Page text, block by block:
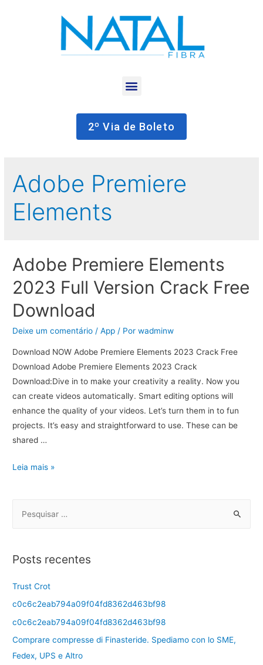
2º Via de Boleto
Adobe Premiere
Elements
Adobe Premiere Elements
2023 Full Version Crack Free
Download
Deixe um comentário /App / Porwadminw
Download NOW Adobe Premiere Elements 2023 Crack Free
Download Adobe Premiere Elements 2023 Crack
Download:Dive in to make your creativity a reality. Now you
can create videos automatically. Smart editing options will
enhance the quality of your videos. Let’s turn them in to fun
projects. It’s easy and straightforward to use. These can be
shared …
Leia mais »
Posts recentes
Trust Crot
c0c6c2eab794a09f04fd8362d463bf98
c0c6c2eab794a09f04fd8362d463bf98
Comprare compresse di Finasteride. Spediamo con lo SME,
Fedex, UPS e Altro